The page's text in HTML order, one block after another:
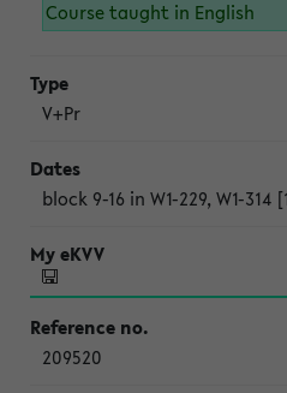
Course taught in English
V+Pr
block 9-16 in W1-229, W1-314
209520